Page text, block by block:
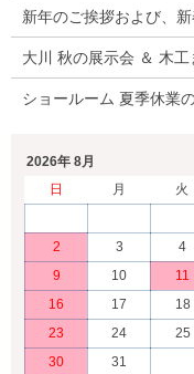
新年のご挨拶および、
大川 秋の展示会 ＆ 木工
ショールーム 夏季休業
2026年 8月
日
月 火
2
3 4
9
10 11
16
17 18
23
24 25
30
31